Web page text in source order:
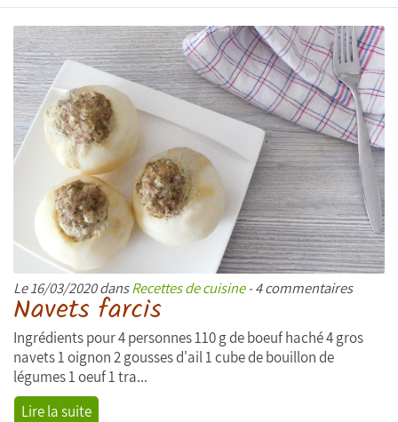
Le 16/03/2020 dansRecettes de cuisine- 4 commentaires
Navets farcis
Ingrédients pour 4 personnes 110 g de boeuf haché 4 gros
navets 1 oignon 2 gousses d'ail 1 cube de bouillon de
légumes 1 oeuf 1 tra...
Lire la suite